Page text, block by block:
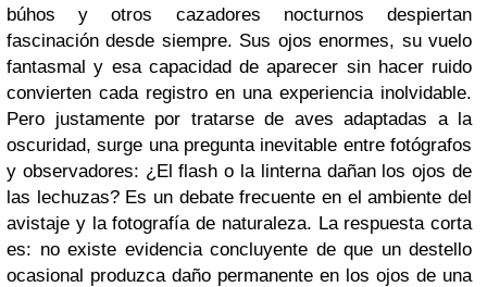
búhos y otros cazadores nocturnos despiertan
fascinación desde siempre. Sus ojos enormes, su vuelo
fantasmal y esa capacidad de aparecer sin hacer ruido
convierten cada registro en una experiencia inolvidable.
Pero justamente por tratarse de aves adaptadas a la
oscuridad, surge una pregunta inevitable entre fotógrafos
y observadores: ¿El flash o la linterna dañan los ojos de
las lechuzas? Es un debate frecuente en el ambiente del
avistaje y la fotografía de naturaleza. La respuesta corta
es: no existe evidencia concluyente de que un destello
ocasional produzca daño permanente en los ojos de una